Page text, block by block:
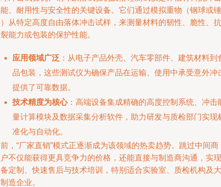
、耐用性与安全性的关键设备。它们通过模拟重物（钢球或锤
从特定高度自由落体冲击试样，来测量材料的韧性、脆性、抗
能力或包装的保护性能。
应用领域广泛 ：从电子产品外壳、汽车零部件、建筑材料到
品包装，这些测试仪为确保产品在运输、使用中承受意外冲
提供了可靠数据。
技术精度为核心：高端设备集成精确的高度控制系统、冲击
量计算模块及数据采集分析软件，助力研发与质检部门实现
准化与自动化。
，“厂家直销”模式正逐渐成为该领域的热卖趋势。跳过中间商
不仅能获得更具竞争力的价格，还能直接与制造商沟通，实现
定制、快速售后与技术培训，特别适合实验室、质检机构及大
造企业。